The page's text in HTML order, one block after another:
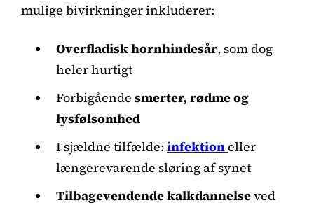
mulige bivirkninger inkluderer:
Overfladisk hornhindesår, som dog
heler hurtigt
Forbigående smerter, rødme og
lysfølsomhed
I sjældne tilfælde: infektioneller
længerevarende sløring af synet
Tilbagevendende kalkdannelseved